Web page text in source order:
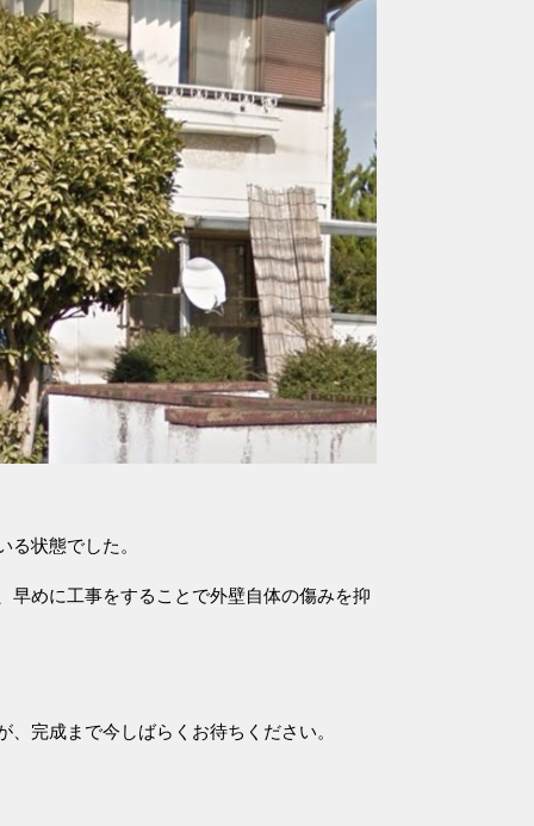
状態でした。
早めに工事をすることで外壁自体の傷みを抑
完成まで今しばらくお待ちください。